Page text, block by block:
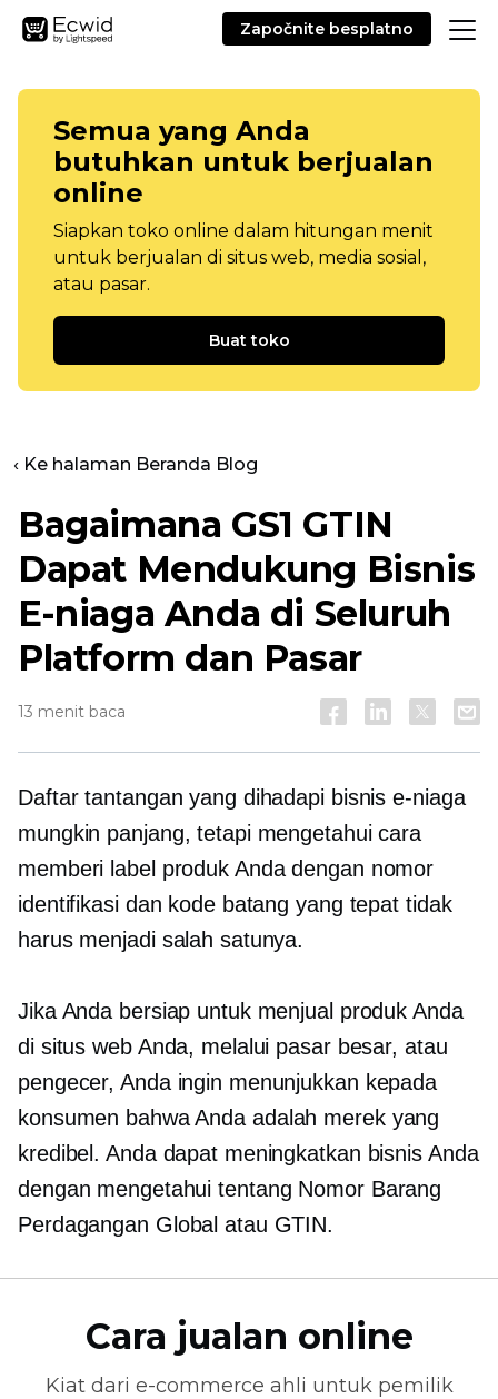
Započnite besplatno
Semua yang Anda
butuhkan untuk berjualan
online
Siapkan toko online dalam hitungan menit
untuk berjualan di situs web, media sosial,
atau pasar.
Buat toko
‹ Ke halaman Beranda Blog
Bagaimana GS1 GTIN
Dapat Mendukung Bisnis
E-niaga Anda di Seluruh
Platform dan Pasar
13 menit baca
Daftar tantangan yang dihadapi bisnis e-niaga
mungkin panjang, tetapi mengetahui cara
memberi label produk Anda dengan nomor
identifikasi dan kode batang yang tepat tidak
harus menjadi salah satunya.
Jika Anda bersiap untuk menjual produk Anda
di situs web Anda, melalui pasar besar, atau
pengecer, Anda ingin menunjukkan kepada
konsumen bahwa Anda adalah merek yang
kredibel. Anda dapat meningkatkan bisnis Anda
dengan mengetahui tentang Nomor Barang
Perdagangan Global atau GTIN.
Cara jualan online
Kiat dari e-commerce ahli untuk pemilik